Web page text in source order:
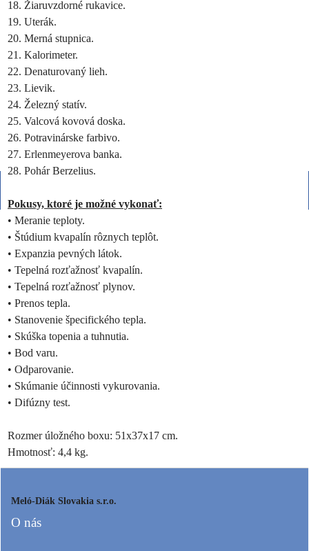
18. Žiaruvzdorné rukavice.
19. Uterák.
20. Merná stupnica.
21. Kalorimeter.
22. Denaturovaný lieh.
23. Lievik.
24. Železný statív.
25. Valcová kovová doska.
26. Potravinárske farbivo.
27. Erlenmeyerova banka.
28. Pohár Berzelius.
Pokusy, ktoré je možné vykonať:
• Meranie teploty.
• Štúdium kvapalín rôznych teplôt.
• Expanzia pevných látok.
• Tepelná rozťažnosť kvapalín.
• Tepelná rozťažnosť plynov.
• Prenos tepla.
• Stanovenie špecifického tepla.
• Skúška topenia a tuhnutia.
• Bod varu.
• Odparovanie.
• Skúmanie účinnosti vykurovania.
• Difúzny test.
Rozmer úložného boxu: 51x37x17 cm.
Hmotnosť: 4,4 kg.
Meló-Diák Slovakia s.r.o.
O nás